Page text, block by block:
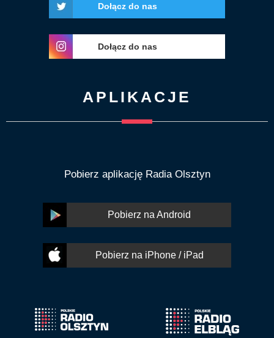
Dołącz do nas
Dołącz do nas
APLIKACJE
Pobierz aplikację Radia Olsztyn
Pobierz na Android
Pobierz na iPhone / iPad